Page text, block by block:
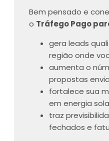
Bem pensado e
o Tráfego Pago
gera leads
região onde
aumenta o
propostas
fortalece sua
em energia
traz
fechados e